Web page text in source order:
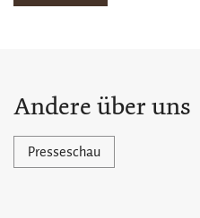
Andere über uns
Presseschau